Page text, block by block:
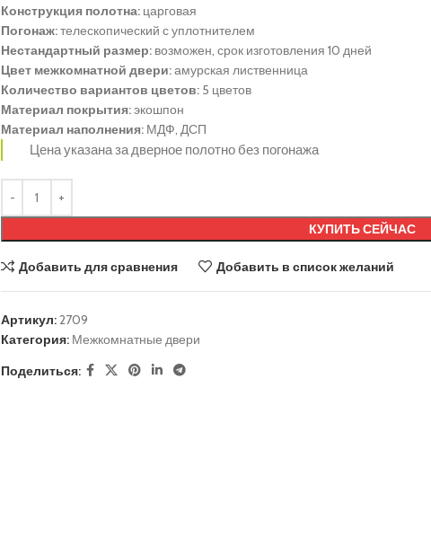
Конструкция полотна: царговая
Погонаж:телескопический с уплотнителем
Нестандартный размер: возможен, срок изготовления 10 дней
Цвет межкомнатной двери:амурская лиственница
Количество вариантов цветов: 5 цветов
Материал покрытия:экошпон
Материал наполнения: МДФ, ДСП
Цена указана за дверное полотно без погонажа
КУПИТЬ СЕЙЧАС
Добавить для сравнения Добавить в список желаний
Артикул:2709
Категория: Межкомнатные двери
Поделиться: